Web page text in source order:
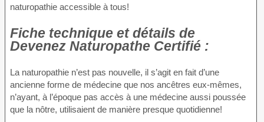
naturopathie accessible à tous!
Fiche technique et détails de
Devenez Naturopathe Certifié :
La naturopathie n’est pas nouvelle, il s’agit en fait d’une
ancienne forme de médecine que nos ancêtres eux-mêmes,
n’ayant, à l’époque pas accès à une médecine aussi poussée
que la nôtre, utilisaient de manière presque quotidienne!